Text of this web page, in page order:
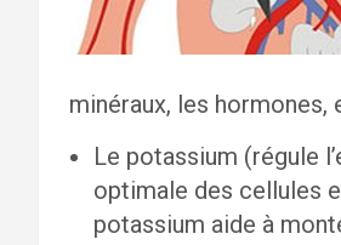
minéraux, les hormones,
Le potassium (régule
optimale des cellules
potassium aide à